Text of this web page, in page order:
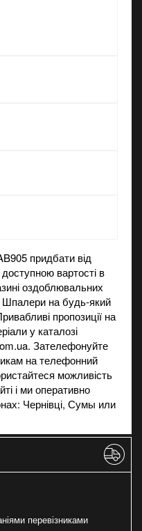
придбати від
вартості в
оздоблювальних
Шпалери на будь-який
пропозиції на
у каталозі
Зателефонуйте
на телефонний
можливість
і ми оперативно
Чернівці, Сумы или
перевізниками